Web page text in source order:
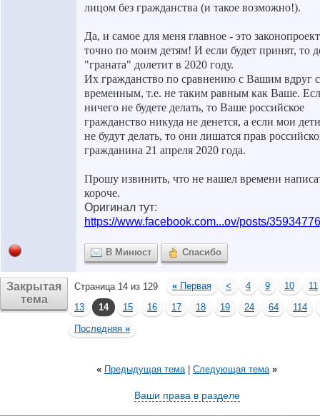
лицом без гражданства (и такое возможно!).
Да, и самое для меня главное - это
точно по моим детям! И если будет принят, то
"граната" долетит в 2020 году.
Их гражданство по сравнению с Вашим вдруг
временным, т.е. не таким равным как Ваше.
ничего не будете делать, то Ваше российское
гражданство никуда не денется, а если мои
не будут делать, то они лишатся прав
гражданина 21 апреля 2020 года.
Прошу извинить, что не нашел времени
короче.
Оригинал тут:
https://www.facebook.com...ov/posts/
В Минюст Спасибо
Закрытая
тема
Страница 14 из 129 « Первая < 4 9 10
11
13
14 15 16 17 18 19 24 64
114
Последняя »
« Предыдущая тема| Следующая тема »
Ваши права в разделе